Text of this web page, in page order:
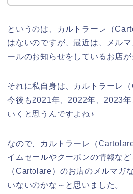
というのは、カルトラーレ（
はないのですが、最近は、メル
ールのお知らせをしているお店が
それに私自身は、カルトラーレ
今後も2021年、2022年、2023
いくと思うんですよね♪
なので、カルトラーレ（
イムセールやクーポンの情報な
（Cartolare）のお店のメルマガ
いないのかな～と思いました。